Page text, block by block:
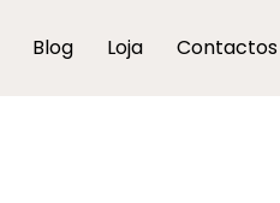
Blog Loja Contactos